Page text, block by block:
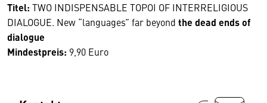
Titel: TWO INDISPENSABLE TOPOI OF INTERRELIGIOUS
DIALOGUE. New “languages” far beyond the dead ends of
dialogue
Mindestpreis: 9,90 Euro